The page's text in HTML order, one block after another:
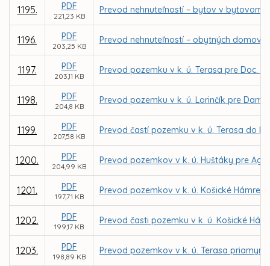
1195. PDF
221,23 KB
Prevod nehnuteľností – bytov v bytovom
1196. PDF
203,25 KB
Prevod nehnuteľností – obytných domov
1197. PDF
203,11 KB
Prevod pozemku v k. ú. Terasa pre Doc.
1198. PDF
204,8 KB
Prevod pozemku v k. ú. Lorinčík pre
1199. PDF
207,58 KB
Prevod častí pozemku v k. ú. Terasa do
1200. PDF
204,99 KB
Prevod pozemkov v k. ú. Huštáky pre
1201. PDF
197,71 KB
Prevod pozemkov v k. ú. Košické Hámre
1202. PDF
199,17 KB
Prevod časti pozemku v k. ú. Košické
1203. PDF
198,89 KB
Prevod pozemkov v k. ú. Terasa